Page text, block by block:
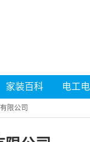
家装百科 电工
限公司